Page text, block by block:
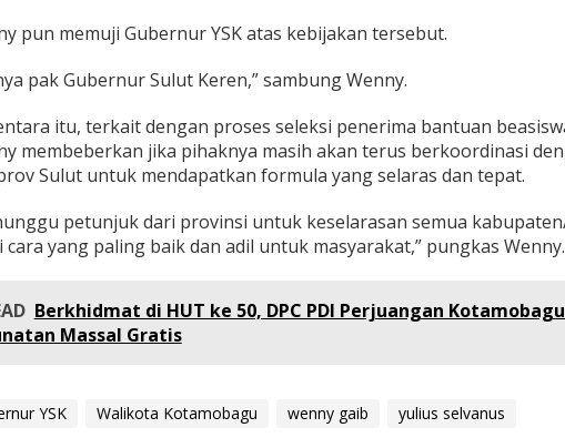
G
b
n
u
r
l
u
e
pun memuji Gubernur YSK atas kebijakan tersebut.
pak Gubernur Sulut Keren,” sambung Wenny.
itu, terkait dengan proses seleksi penerima bantuan
membeberkan jika pihaknya masih akan terus berkoordinasi
Sulut untuk mendapatkan formula yang selaras dan tepat.
petunjuk dari provinsi untuk keselarasan semua
cara yang paling baik dan adil untuk masyarakat,” pungkas
Berkhidmat di HUT ke 50, DPC PDI Perjuangan
Massal Gratis
YSK Walikota Kotamobagu wenny gaib yulius selvanus